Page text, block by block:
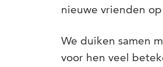
nieuwe vrienden
We duiken samen
voor hen veel